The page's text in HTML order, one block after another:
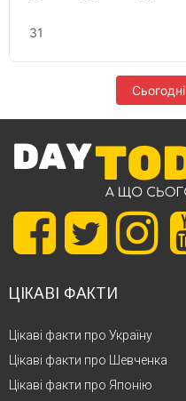
31
Сьогодні
ЦІКАВІ ФАКТИ
Цікаві факти про Україну
Цікаві факти про Шевченка
Цікаві факти про Японію